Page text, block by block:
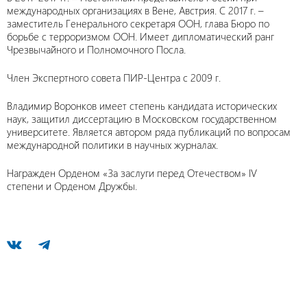
международных организациях в Вене, Австрия. С 2017 г. –
заместитель Генерального секретаря ООН, глава Бюро по
борьбе с терроризмом ООН. Имеет дипломатический ранг
Чрезвычайного и Полномочного Посла.
Член Экспертного совета ПИР-Центра с 2009 г.
Владимир Воронков имеет степень кандидата исторических
наук, защитил диссертацию в Московском государственном
университете. Является автором ряда публикаций по вопросам
международной политики в научных журналах.
Награжден Орденом «За заслуги перед Отечеством» IV
степени и Орденом Дружбы.